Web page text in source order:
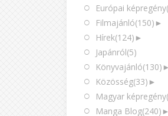
Európai képregény
Filmajánló(150) ►
Hírek(124) ►
Japánról(5)
Könyvajánló(130) ►
Közösség(33) ►
Magyar képregény
Manga Blog(240) ►